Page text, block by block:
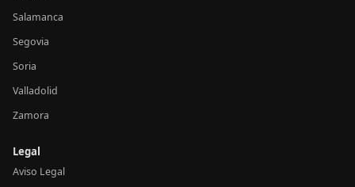
Salamanca
Segovia
Soria
Valladolid
Zamora
Legal
Aviso Legal